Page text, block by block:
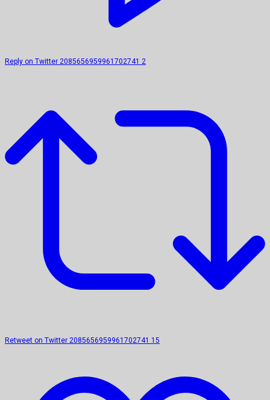
Reply on Twitter 2085656959961702741 2
Retweet on Twitter 2085656959961702741 15